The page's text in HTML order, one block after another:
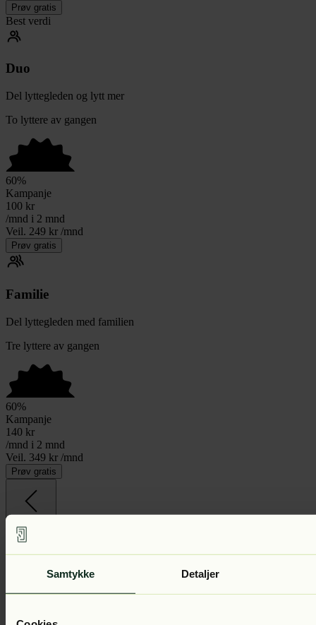
Samtykke Detaljer
Prøv gratis
Best verdi
Duo
Del lyttegleden og lytt mer
To lyttere av gangen
60%
Kampanje
100 kr
/mnd i 2 mnd
Veil. 249 kr /mnd
Prøv gratis
Familie
Del lyttegleden med familien
Tre lyttere av gangen
60%
Kampanje
140 kr
/mnd i 2 mnd
Veil. 349 kr /mnd
Prøv gratis
Andre bøker av Rune Angell-Jacobsen